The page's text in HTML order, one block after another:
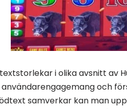
i olika avsnitt av
och
samverkar kan man